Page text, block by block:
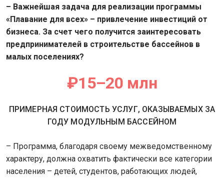
– Важнейшая задача для реализации программы
«Плавание для всех» – привлечение инвестиций от
бизнеса. За счет чего получится заинтересовать
предпринимателей в строительстве бассейнов в
малых поселениях?
₽15–20 млн
ПРИМЕРНАЯ СТОИМОСТЬ УСЛУГ, ОКАЗЫВАЕМЫХ ЗА
ГОДУ МОДУЛЬНЫМ БАССЕЙНОМ
– Программа, благодаря своему межведомственному
характеру, должна охватить фактически все категории
населения – детей, студентов, работающих людей,